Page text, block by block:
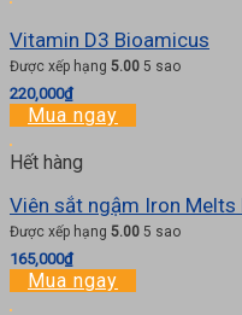
Vitamin D3 Bioamicus
Được xếp hạng 5.00 5 sao
220,000₫
Mua ngay
Hết hàng
Viên sắt ngậm Iron Melts
Được xếp hạng 5.00 5 sao
165,000₫
Mua ngay